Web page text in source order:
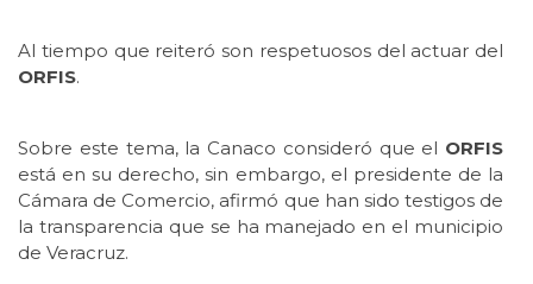
Al tiempo que reiteró son respetuosos del actuar del
ORFIS.
Sobre este tema, la Canaco consideró que el ORFIS
está en su derecho, sin embargo, el presidente de la
Cámara de Comercio, afirmó que han sido testigos de
la transparencia que se ha manejado en el municipio
de Veracruz.